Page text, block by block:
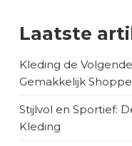
Laatste
Kleding de
Gemakkelijk
Stijlvol en Sportief:
Kleding